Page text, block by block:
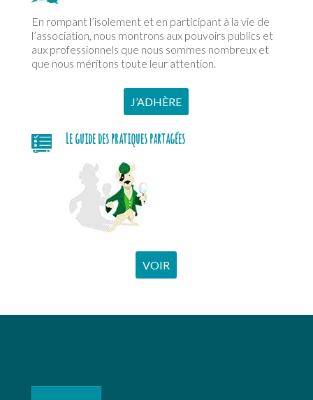
En rompant l’isolement et en participant à la vie de
l’association, nous montrons aux pouvoirs publics et
aux professionnels que nous sommes nombreux et
que nous méritons toute leur attention.
J’ADHÈRE
Le guide des pratiques partagées
VOIR